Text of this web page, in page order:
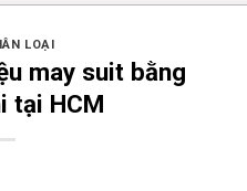
LOẠI
may suit bằng
tại HCM